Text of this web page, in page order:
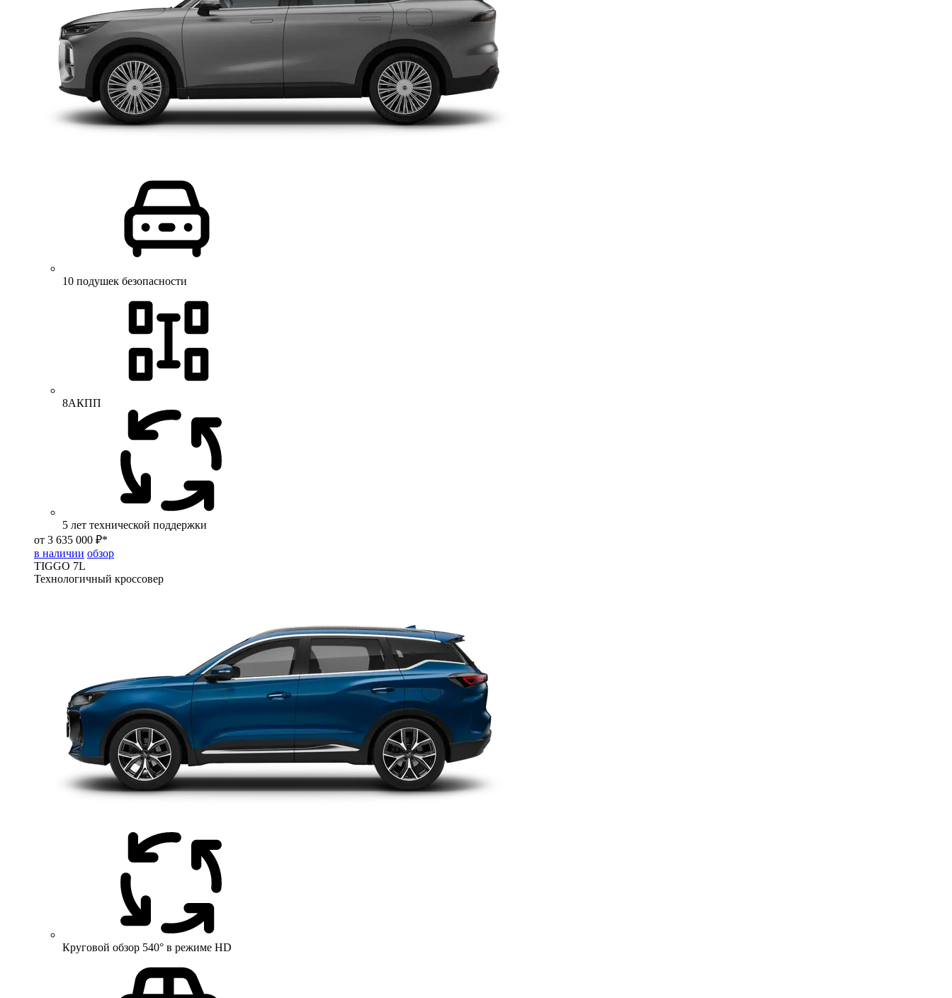
10 подушек безопасности
8АКПП
5 лет технической поддержки
от 3 635 000 ₽*
в наличии обзор
TIGGO 7L
Технологичный кроссовер
Круговой обзор 540° в режиме HD